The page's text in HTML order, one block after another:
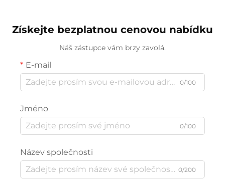
Získejte bezplatnou cenovou nabídku
Náš zástupce vám brzy zavolá.
E-mail
0/100
Jméno
0/100
Název společnosti
0/200